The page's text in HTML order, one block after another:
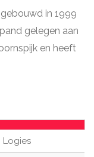
gebouwd in 1999
gelegen aan
en heeft
Logies